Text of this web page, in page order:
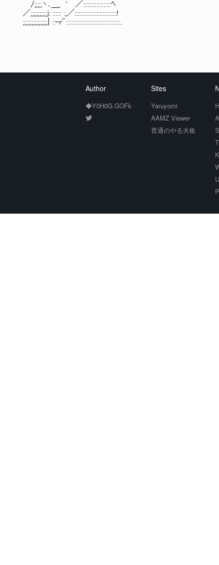
/;;;;;ヽ､＿, ' ／:::::::::::::::::::ﾍ
／;;;;;;;;;;;j: :::::: :,／:::::::::::::::::::::::::::::!
;;;;;;;;;;;;;;;;;| ::-r":::::::::::::::::::::::::::::::::::::..
Author
◆Y0H0G.GOFk
Sites
Yaruyomi
AAMZ Viewer
普通のやる夫板